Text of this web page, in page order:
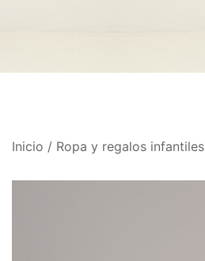
Inicio / Ropa y regalos infantiles